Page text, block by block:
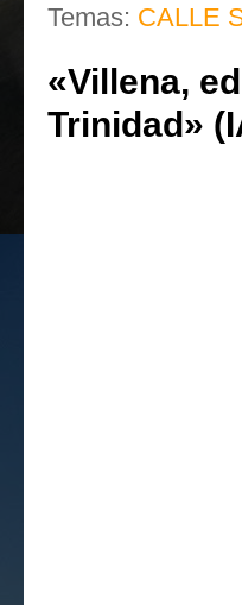
Temas: CALLE
«Villena,
Trinidad»